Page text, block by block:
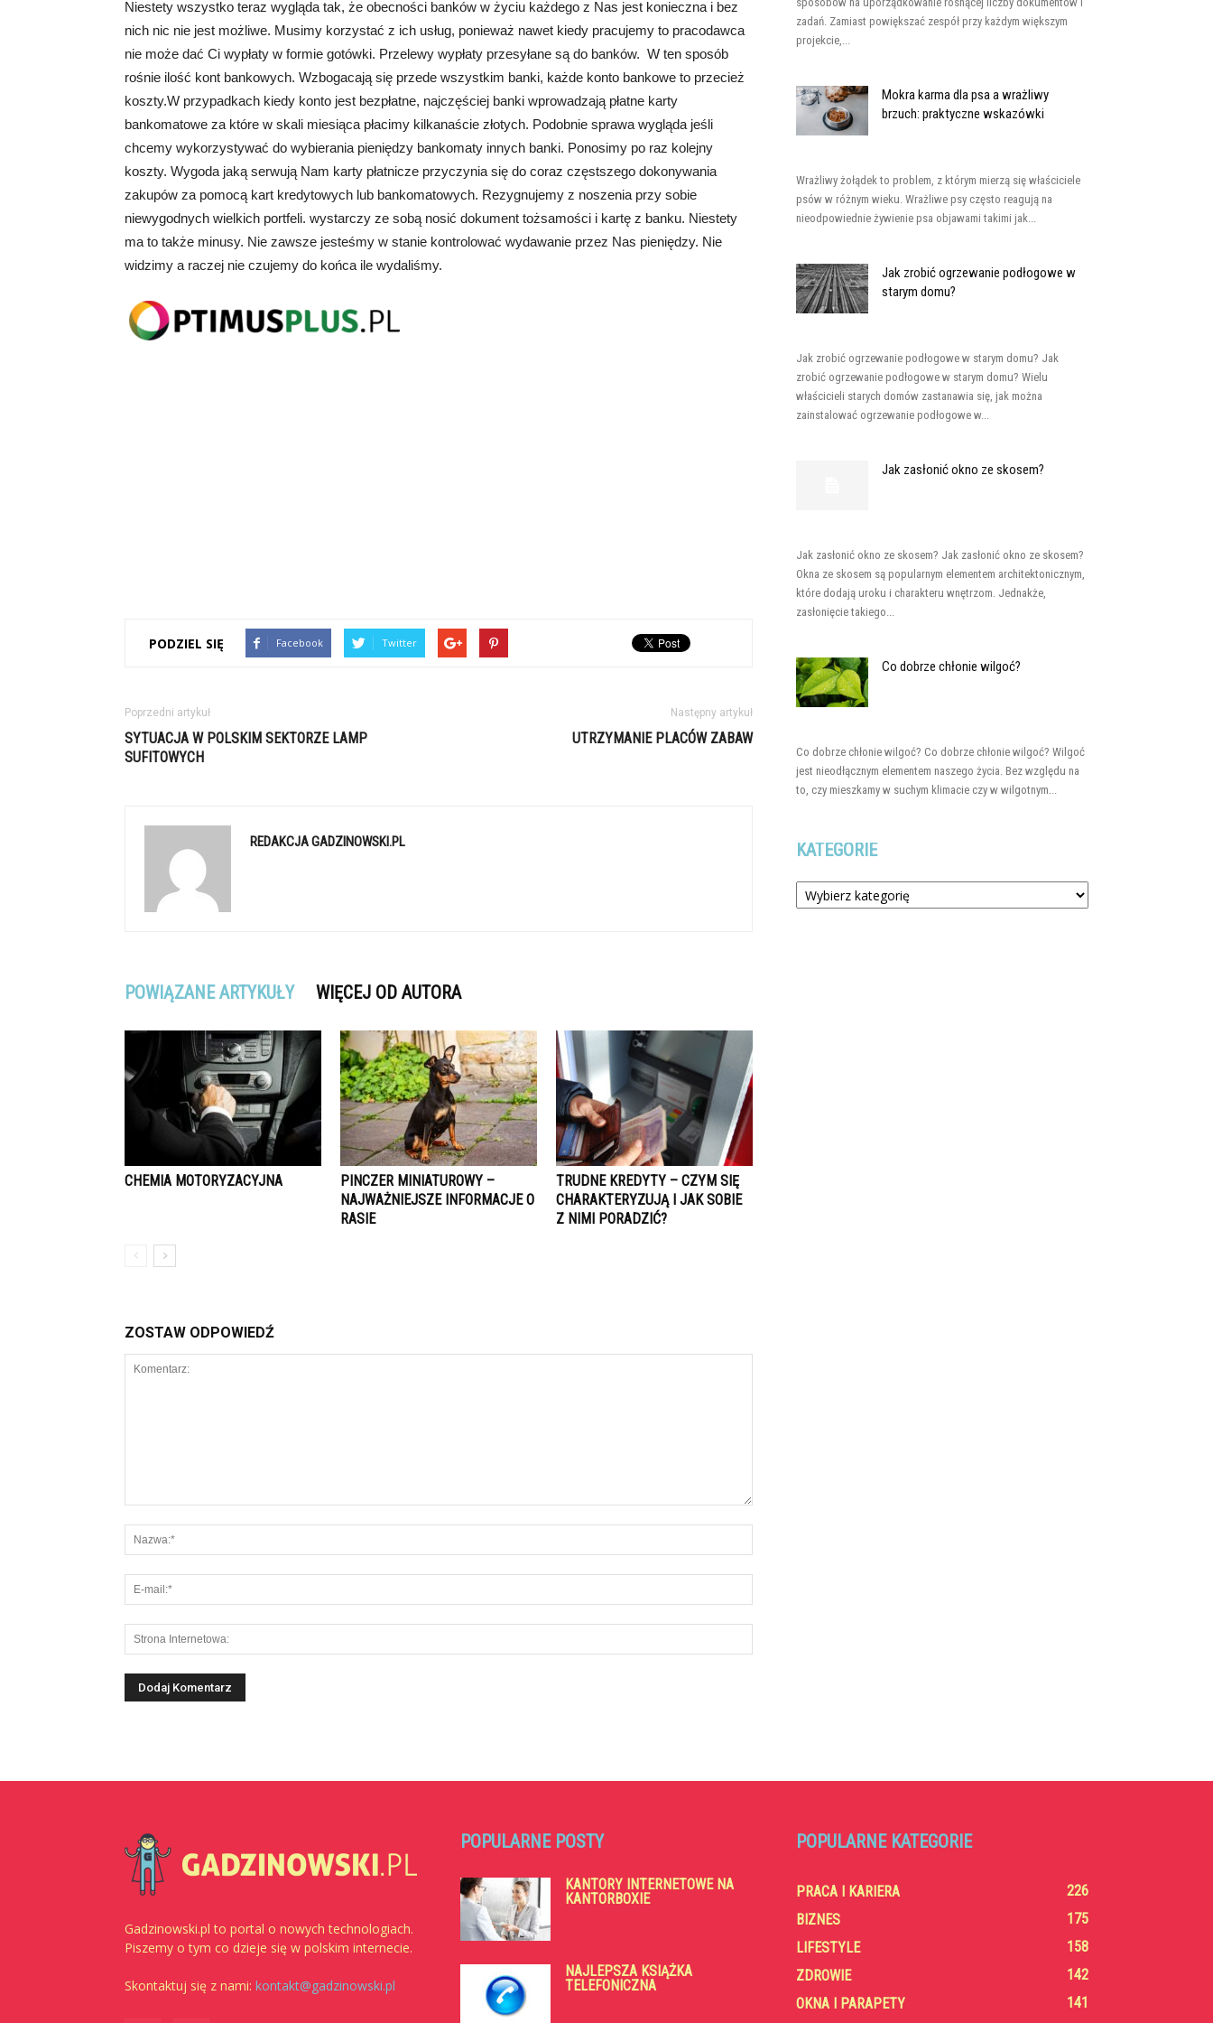
Niestety wszystko teraz wygląda tak, że obecności banków w życiu każdego z Nas jest konieczna i bez
nich nic nie jest możliwe. Musimy korzystać z ich usług, ponieważ nawet kiedy pracujemy to pracodawca
nie może dać Ci wypłaty w formie gotówki. Przelewy wypłaty przesyłane są do banków. W ten sposób
rośnie ilość kont bankowych. Wzbogacają się przede wszystkim banki, każde konto bankowe to przecież
koszty.W przypadkach kiedy konto jest bezpłatne, najczęściej banki wprowadzają płatne karty
bankomatowe za które w skali miesiąca płacimy kilkanaście złotych. Podobnie sprawa wygląda jeśli
chcemy wykorzystywać do wybierania pieniędzy bankomaty innych banki. Ponosimy po raz kolejny
koszty. Wygoda jaką serwują Nam karty płatnicze przyczynia się do coraz częstszego dokonywania
zakupów za pomocą kart kredytowych lub bankomatowych. Rezygnujemy z noszenia przy sobie
niewygodnych wielkich portfeli. wystarczy ze sobą nosić dokument tożsamości i kartę z banku. Niestety
ma to także minusy. Nie zawsze jesteśmy w stanie kontrolować wydawanie przez Nas pieniędzy. Nie
widzimy a raczej nie czujemy do końca ile wydaliśmy.
PODZIEL SIĘ Facebook Twitter
Poprzedni artykuł
SYTUACJA W POLSKIM SEKTORZE LAMP
SUFITOWYCH
Następny artykuł
UTRZYMANIE PLACÓW ZABAW
REDAKCJA GADZINOWSKI.PL
POWIĄZANE ARTYKUŁY WIĘCEJ OD AUTORA
CHEMIA MOTORYZACYJNA
PINCZER MINIATUROWY –
NAJWAŻNIEJSZE INFORMACJE O
RASIE
TRUDNE KREDYTY – CZYM SIĘ
CHARAKTERYZUJĄ I JAK SOBIE
Z NIMI PORADZIĆ?
ZOSTAW ODPOWIEDŹ
zadań. Zamiast powiększać zespół przy każdym większym
projekcie,...
Mokra karma dla psa a wrażliwy
brzuch: praktyczne wskazówki
Wrażliwy żołądek to problem, z którym mierzą się właściciele
psów w różnym wieku. Wrażliwe psy często reagują na
nieodpowiednie żywienie psa objawami takimi jak...
Jak zrobić ogrzewanie podłogowe w
starym domu?
Jak zrobić ogrzewanie podłogowe w starym domu? Jak
zrobić ogrzewanie podłogowe w starym domu? Wielu
właścicieli starych domów zastanawia się, jak można
zainstalować ogrzewanie podłogowe w...
Jak zasłonić okno ze skosem?
Jak zasłonić okno ze skosem? Jak zasłonić okno ze skosem?
Okna ze skosem są popularnym elementem architektonicznym,
które dodają uroku i charakteru wnętrzom. Jednakże,
zasłonięcie takiego...
Co dobrze chłonie wilgoć?
Co dobrze chłonie wilgoć? Co dobrze chłonie wilgoć? Wilgoć
jest nieodłącznym elementem naszego życia. Bez względu na
to, czy mieszkamy w suchym klimacie czy w wilgotnym...
KATEGORIE
Kategorie
Gadzinowski.pl to portal o nowych technologiach.
Piszemy o tym co dzieje się w polskim internecie.
Skontaktuj się z nami: kontakt@gadzinowski.pl
POPULARNE POSTY
KANTORY INTERNETOWE NA
KANTORBOXIE
NAJLEPSZA KSIĄŻKA
TELEFONICZNA
POPULARNE KATEGORIE
PRACA I KARIERA
226
BIZNES
175
LIFESTYLE
158
ZDROWIE
142
OKNA I PARAPETY
141